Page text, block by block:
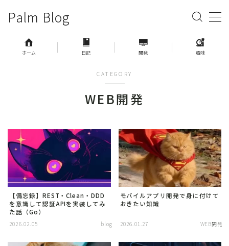
Palm Blog
MENU
開発
趣味
ホーム 日記 開発 趣味
CATEGORY
WEB開発
【備忘録】REST・Clean・DDD
を意識して認証APIを実装してみ
た話（Go）
2026.02.05 blog
モバイルアプリ開発で身に付けて
おきたい知識
2026.01.27 WEB開発